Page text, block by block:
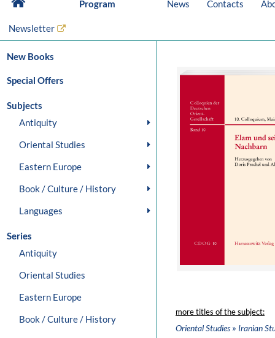
Program News Contacts
Newsletter
New Books
Special Offers
Subjects
Antiquity
Oriental Studies
Eastern Europe
Book / Culture / History
Languages
Series
Antiquity
Oriental Studies
Eastern Europe
Book / Culture / History
more titles of the subject:
Oriental Studies» Iranian